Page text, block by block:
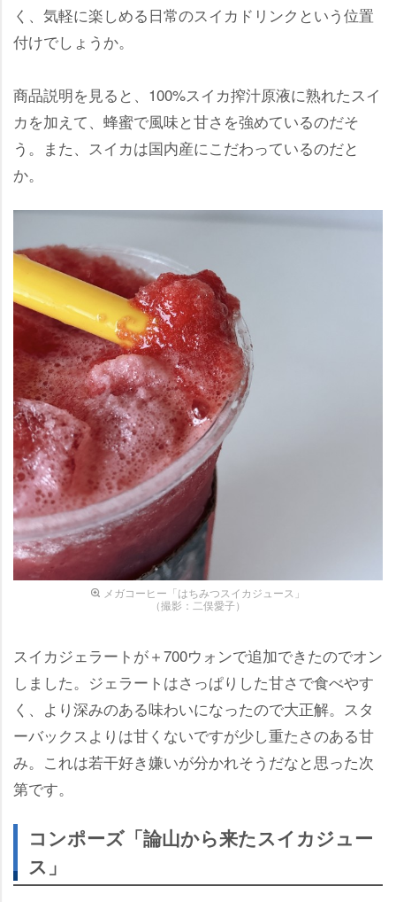
く、気軽に楽しめる日常のスイカドリンクという位置
付けでしょうか。
商品説明を見ると、100%スイカ搾汁原液に熟れたスイ
カを加えて、蜂蜜で風味と甘さを強めているのだそ
う。また、スイカは国内産にこだわっているのだと
か。
メガコーヒー「はちみつスイカジュース」
（撮影：二俣愛子）
スイカジェラートが＋700ウォンで追加できたのでオン
しました。ジェラートはさっぱりした甘さで食べやす
く、より深みのある味わいになったので大正解。スタ
ーバックスよりは甘くないですが少し重たさのある甘
み。これは若干好き嫌いが分かれそうだなと思った次
第です。
コンポーズ「論山から来たスイカジュー
ス」